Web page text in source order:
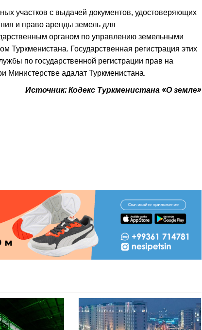
участков с выдачей документов, удостоверяющих
и право аренды земель для
органом по управлению земельными
Туркменистана. Государственная регистрация этих
по государственной регистрации прав на
Министерстве адалат Туркменистана.
Источник: Кодекс Туркменистана «О земле»